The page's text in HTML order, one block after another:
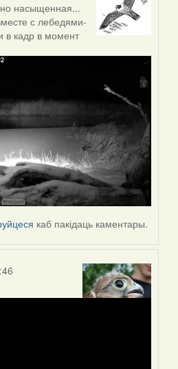
насыщенная...
с лебедями-
в кадр в момент
каб пакідаць каментары.